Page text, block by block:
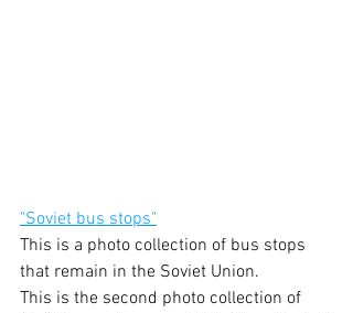
"Soviet bus stops"
This is a photo collection of bus stops
that remain in the Soviet Union.
This is the second photo collection of